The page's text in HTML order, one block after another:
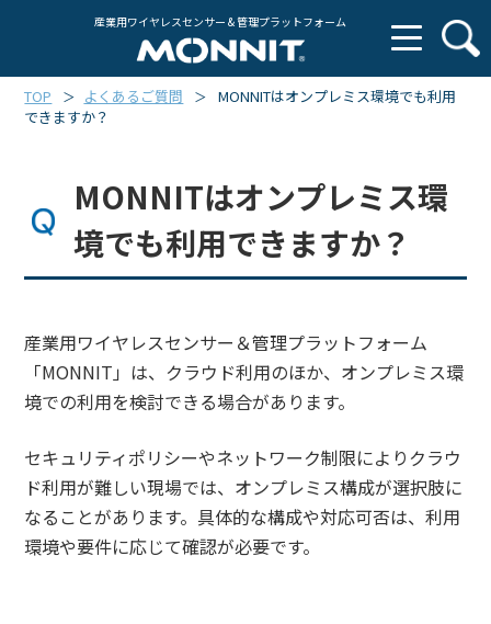
産業用ワイヤレスセンサー & 管理プラットフォーム
TOP ＞ よくあるご質問 ＞
MONNITはオンプレミス環境でも利用
できますか？
MONNITはオンプレミス環
境でも利用できますか？
産業用ワイヤレスセンサー＆管理プラットフォーム
「MONNIT」は、クラウド利用のほか、オンプレミス環
境での利用を検討できる場合があります。
セキュリティポリシーやネットワーク制限によりクラウ
ド利用が難しい現場では、オンプレミス構成が選択肢に
なることがあります。具体的な構成や対応可否は、利用
環境や要件に応じて確認が必要です。